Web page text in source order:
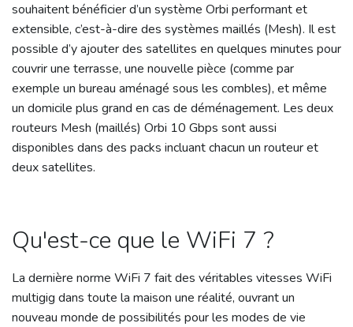
souhaitent bénéficier d’un système Orbi performant et
extensible, c’est-à-dire des systèmes maillés (Mesh). Il est
possible d’y ajouter des satellites en quelques minutes pour
couvrir une terrasse, une nouvelle pièce (comme par
exemple un bureau aménagé sous les combles), et même
un domicile plus grand en cas de déménagement. Les deux
routeurs Mesh (maillés) Orbi 10 Gbps sont aussi
disponibles dans des packs incluant chacun un routeur et
deux satellites.
Qu'est-ce que le WiFi 7 ?
La dernière norme WiFi 7 fait des véritables vitesses WiFi
multigig dans toute la maison une réalité, ouvrant un
nouveau monde de possibilités pour les modes de vie